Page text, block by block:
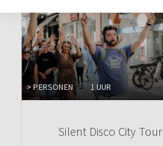
> PERSONEN 1 UUR
Silent Disco City Tour